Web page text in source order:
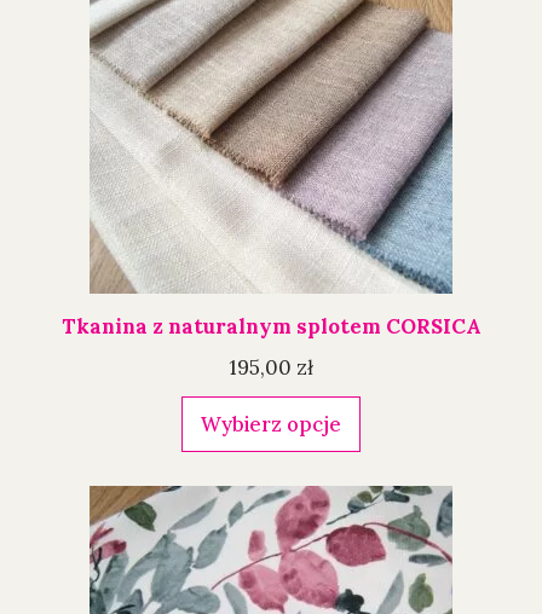
Tkanina z naturalnym splotem CORSICA
195,00 zł
Wybierz opcje